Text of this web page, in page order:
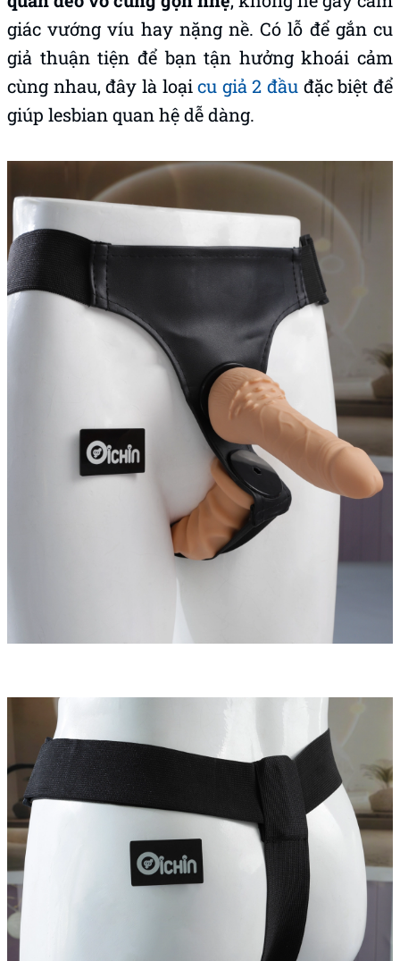
giác vướng víu hay nặng nề. Có lỗ để gắn cu
giả thuận tiện để bạn tận hưởng khoái cảm
cùng nhau, đây là loại cu giả 2 đầu đặc biệt để
giúp lesbian quan hệ dễ dàng.